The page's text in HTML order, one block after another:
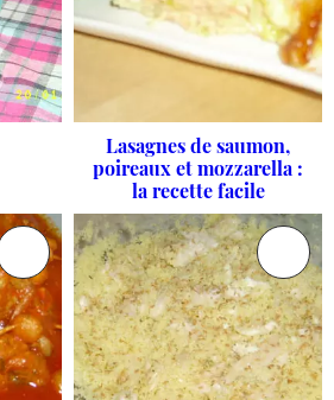
Lasagnes de saumon,
poireaux et mozzarella :
la recette facile